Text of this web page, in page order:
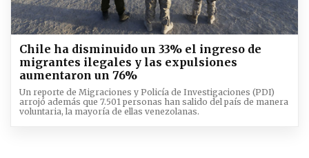
Chile ha disminuido un 33% el ingreso de
migrantes ilegales y las expulsiones
aumentaron un 76%
Un reporte de Migraciones y Policía de Investigaciones (PDI)
arrojó además que 7.501 personas han salido del país de manera
voluntaria, la mayoría de ellas venezolanas.